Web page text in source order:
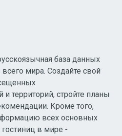
база данных
мира. Создайте свой
и территорий, стройте планы
Кроме того,
всех основных
в мире -